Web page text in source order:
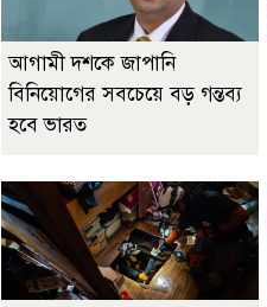
আগামী দশকে জাপানি
বিনিয়োগের সবচেয়ে বড় গন্তব্য
হবে ভারত